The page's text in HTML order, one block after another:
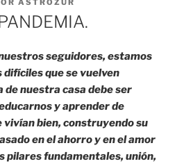
ASTROZUR
seguidores, estamos
que se vuelven
de nuestra casa debe ser
y aprender de
vivían bien, construyendo su
en el ahorro y en el amor
pilares fundamentales, unión,